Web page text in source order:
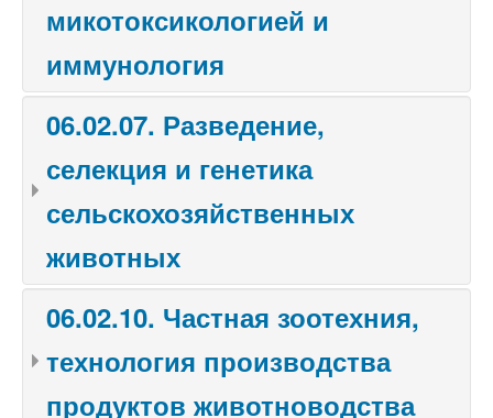
микотоксикологией и
иммунология
06.02.07. Разведение,
селекция и генетика
сельскохозяйственных
животных
06.02.10. Частная зоотехния,
технология производства
продуктов животноводства